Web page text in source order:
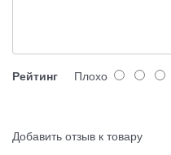
Рейтинг Плохо
Добавить отзыв к товару